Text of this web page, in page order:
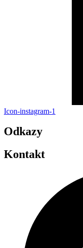
Icon-instagram-1
Odkazy
Kontakt